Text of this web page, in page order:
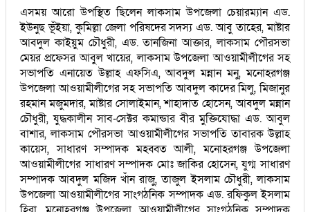
এসময় আরো উপস্থিত ছিলেন লাকসাম উপজেলা চেয়ারম্যান এড.
ইউনুছ ভূঁইয়া, কুমিল্লা জেলা পরিষদের সদস্য এড. আবু তাহের, মাষ্টার
আবদুল কাইয়ুম চৌধুরী, এড. তানজিনা আক্তার, লাকসাম পৌরসভা
মেয়র প্রফেসর আবুল খায়ের, লাকসাম উপজেলা আওয়ামীলীগের সহ
সভাপতি এনায়েত উল্লাহ এফসিএ, আবদুল মন্নান মনু, মনোহরগঞ্জ
উপজেলা আওয়ামীলীগের সহ সভাপতি আবদুল কাদের মিলু, মিজানুর
রহমান মজুমদার, মাষ্টার সোলাইমান, শাহাদাত হোসেন, আবদুল মন্নান
চৌধুরী, যুদ্ধকালীন সাব-সেক্টর কমান্ডার বীর মুক্তিযোদ্ধা এড. আবুল
বাশার, লাকসাম পৌরসভা আওয়ামীলীগের সভাপতি তাবারক উল্লাহ
কায়েস, সাধারণ সম্পাদক মহব্বত আলী, মনোহরগঞ্জ উপজেলা
আওয়ামীলীগের সাধারণ সম্পাদক মোঃ জাকির হোসেন, যুগ্ম সাধারণ
সম্পাদক আবদুল মজিদ খাঁন রাজু, তাজুল ইসলাম চৌধুরী, লাকসাম
উপজেলা আওয়ামীলীগের সাংগঠনিক সম্পাদক এড. রফিকুল ইসলাম